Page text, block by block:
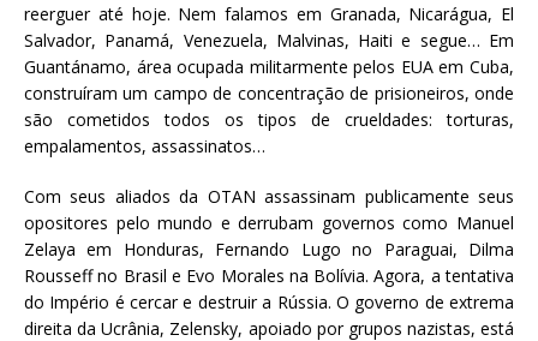
reerguer até hoje. Nem falamos em Granada, Nicarágua, El
Salvador, Panamá, Venezuela, Malvinas, Haiti e segue… Em
Guantánamo, área ocupada militarmente pelos EUA em Cuba,
construíram um campo de concentração de prisioneiros, onde
são cometidos todos os tipos de crueldades: torturas,
empalamentos, assassinatos…
Com seus aliados da OTAN assassinam publicamente seus
opositores pelo mundo e derrubam governos como Manuel
Zelaya em Honduras, Fernando Lugo no Paraguai, Dilma
Rousseff no Brasil e Evo Morales na Bolívia. Agora, a tentativa
do Império é cercar e destruir a Rússia. O governo de extrema
direita da Ucrânia, Zelensky, apoiado por grupos nazistas, está